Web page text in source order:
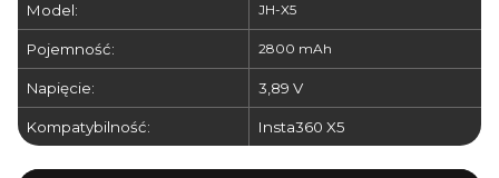
Model: JH-X5
Pojemność: 2800 mAh
Napięcie: 3,89 V
Kompatybilność: Insta360 X5